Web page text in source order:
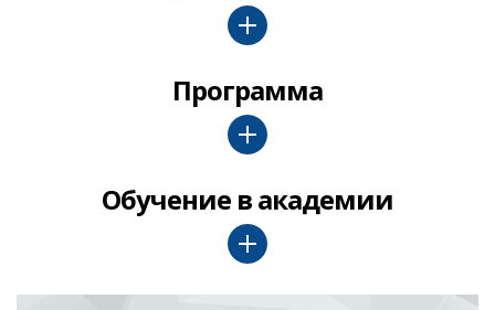
Программа
Обучение в академии